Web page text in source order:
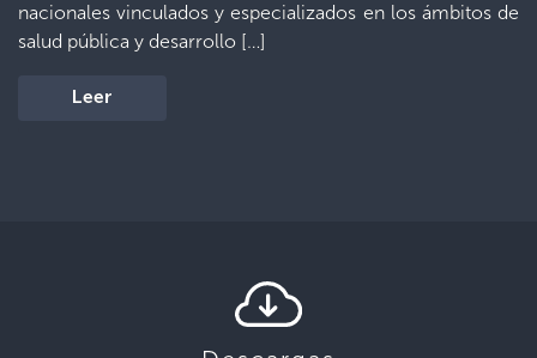
nacionales vinculados y especializados en los ámbitos de
salud pública y desarrollo […]
Leer